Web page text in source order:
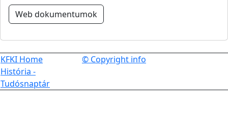
Web dokumentumok
KFKI Home
História -
Tudósnaptár
© Copyright info